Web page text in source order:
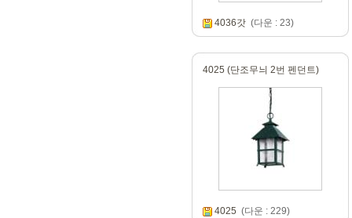
4036갓(다운 : 23)
4025 (단조무늬 2번 펜던트)
4025 (다운 : 229)